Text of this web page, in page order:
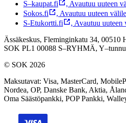
S–kaupat.fi , Avautuu uuteen
Sokos.fi
, Avautuu uuteen
S-Etukortti.fi
, Avautuu uuteen
Ässäkeskus, Fleminginkatu 34, 00510
SOK PL1 00088 S–RYHMÄ,
© SOK 2026
Maksutavat: Visa, MasterCard,
Nordea, OP, Danske Bank, Aktia,
Oma Säästöpankki, POP Pankki,